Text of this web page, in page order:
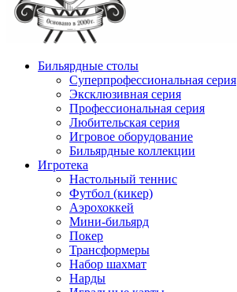
Бильярдные столы
Суперпрофессиональная серия
Эксклюзивная серия
Профессиональная серия
Любительская серия
Игровое оборудование
Бильярдные коллекции
Игротека
Настольный теннис
Футбол (кикер)
Аэрохоккей
Мини-бильярд
Покер
Трансформеры
Набор шахмат
Нарды